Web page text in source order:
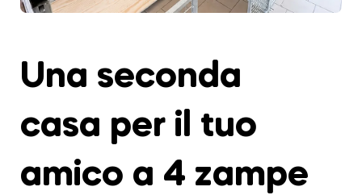
Una seconda
casa per il tuo
amico a 4 zampe